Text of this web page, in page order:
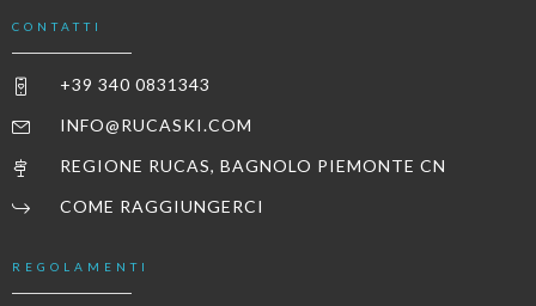
CONTATTI
+39 340 0831343
INFO@RUCASKI.COM
REGIONE RUCAS, BAGNOLO PIEMONTE CN
COME RAGGIUNGERCI
REGOLAMENTI